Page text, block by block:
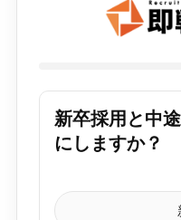
新卒採用と中
にしますか？